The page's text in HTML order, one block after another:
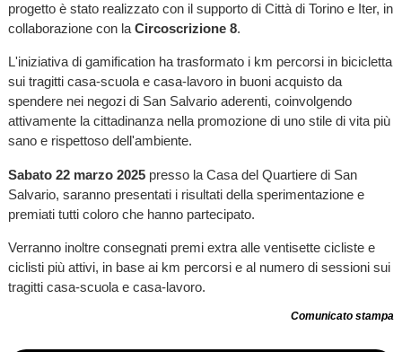
progetto è stato realizzato con il supporto di Città di Torino e Iter, in
collaborazione con la Circoscrizione 8.
L'iniziativa di gamification ha trasformato i km percorsi in bicicletta
sui tragitti casa-scuola e casa-lavoro in buoni acquisto da
spendere nei negozi di San Salvario aderenti, coinvolgendo
attivamente la cittadinanza nella promozione di uno stile di vita più
sano e rispettoso dell'ambiente.
Sabato 22 marzo 2025presso la Casa del Quartiere di San
Salvario, saranno presentati i risultati della sperimentazione e
premiati tutti coloro che hanno partecipato.
Verranno inoltre consegnati premi extra alle ventisette cicliste e
ciclisti più attivi, in base ai km percorsi e al numero di sessioni sui
tragitti casa-scuola e casa-lavoro.
Comunicato stampa